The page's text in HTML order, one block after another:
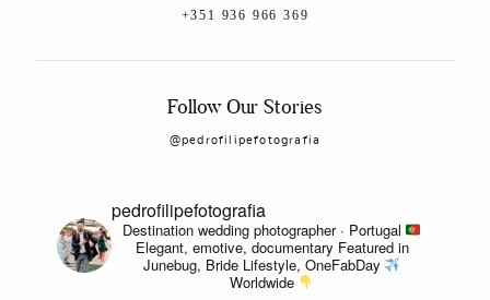
+351 936 966 369
Follow Our Stories
@pedrofilipefotografia
pedrofilipefotografia
Destination wedding photographer · Portugal
Elegant, emotive, documentary Featured in
Junebug, Bride Lifestyle, OneFabDay
Worldwide